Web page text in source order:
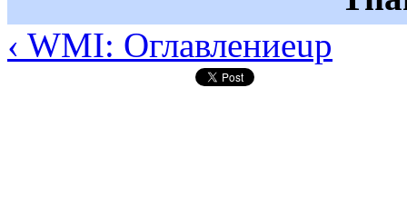
‹ WMI: Оглавлениеup